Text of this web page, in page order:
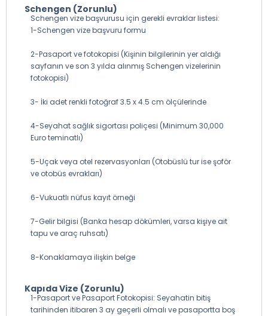
Schengen (Zorunlu)
Schengen vize başvurusu için gerekli evraklar listesi:
1-Schengen vize başvuru formu
2-Pasaport ve fotokopisi (Kişinin bilgilerinin yer aldığı
sayfanın ve son 3 yılda alınmış Schengen vizelerinin
fotokopisi)
3- İki adet renkli fotoğraf 3.5 x 4.5 cm ölçülerinde
4-Seyahat sağlık sigortası poliçesi (Minimum 30,000
Euro teminatlı)
5-Uçak veya otel rezervasyonları (Otobüslü tur ise şoför
ve otobüs evrakları)
6-Vukuatlı nüfus kayıt örneği
7-Gelir bilgisi (Banka hesap dökümleri, varsa kişiye ait
tapu ve araç ruhsatı)
8-Konaklamaya ilişkin belge
Kapıda Vize (Zorunlu)
1-Pasaport ve Pasaport Fotokopisi: Seyahatin bitiş
tarihinden itibaren 3 ay geçerli olmalı ve pasaportta boş